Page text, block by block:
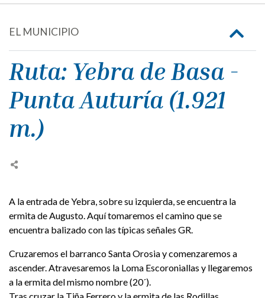
EL MUNICIPIO
Ruta: Yebra de Basa -
Punta Auturía (1.921
m.)
A la entrada de Yebra, sobre su izquierda, se encuentra la
ermita de Augusto. Aquí tomaremos el camino que se
encuentra balizado con las típicas señales GR.
Cruzaremos el barranco Santa Orosia y comenzaremos a
ascender. Atravesaremos la Loma Escoroniallas y llegaremos
a la ermita del mismo nombre (20´).